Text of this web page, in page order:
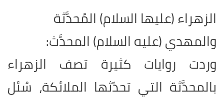
الزهراء (عليها السلام) المُحدَّثة
والمهدي (عليه السلام) المحدَّث:
وردت روايات كثيرة تصف الزهراء
بالمحدَّثة التي تحدّثها الملائكة، سُئل